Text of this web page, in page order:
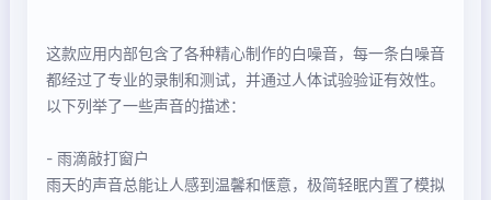
这款应用内部包含了各种精心制作的白噪音，每一条白噪音
都经过了专业的录制和测试，并通过人体试验验证有效性。
以下列举了一些声音的描述：
- 雨滴敲打窗户
雨天的声音总能让人感到温馨和惬意，极简轻眠内置了模拟